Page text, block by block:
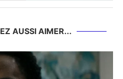
AUSSI AIMER...